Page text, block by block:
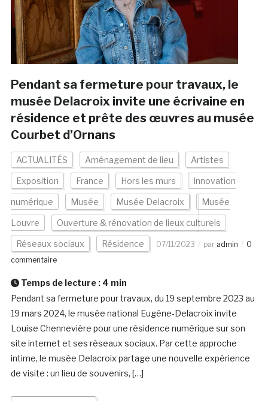
Pendant sa fermeture pour travaux, le
musée Delacroix invite une écrivaine en
résidence et prête des œuvres au musée
Courbet d’Ornans
ACTUALITÉS Aménagement de lieu Artistes
Exposition France Hors les murs Innovation
numérique Musée Musée Delacroix Musée
Louvre Ouverture & rénovation de lieux culturels
Réseaux sociaux Résidence 07/11/2023 par admin
0
commentaire
Temps de lecture : 4 min
Pendant sa fermeture pour travaux, du 19 septembre 2023 au
19 mars 2024, le musée national Eugène-Delacroix invite
Louise Chennevière pour une résidence numérique sur son
site internet et ses réseaux sociaux. Par cette approche
intime, le musée Delacroix partage une nouvelle expérience
de visite : un lieu de souvenirs, […]